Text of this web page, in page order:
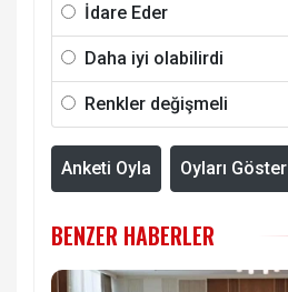
İdare Eder
Daha iyi olabilirdi
Renkler değişmeli
Anketi Oyla Oyları Göster
BENZER HABERLER